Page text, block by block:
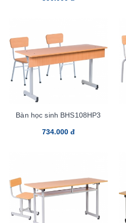
Bàn học sinh BHS108HP3
734.000 đ